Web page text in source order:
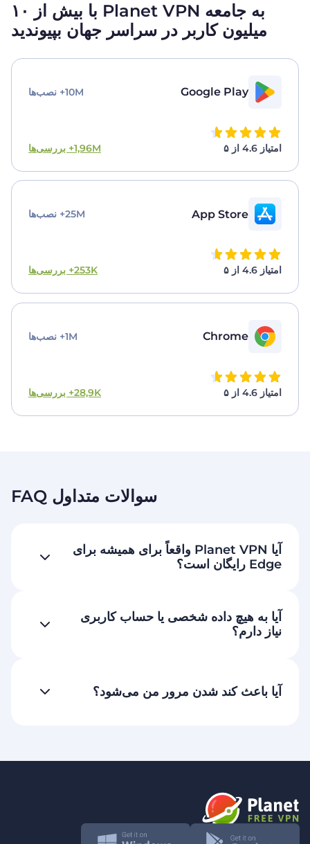
به جامعه Planet VPN با بیش از ۱۰
میلیون کاربر در سراسر جهان بپیوندید
Google Play 10M+ نصب‌ها
امتیاز 4.6 از ۵ 1,96M+ بررسی‌ها
App Store 25M+ نصب‌ها
امتیاز 4.6 از ۵ 253K+ بررسی‌ها
Chrome 1M+ نصب‌ها
امتیاز 4.6 از ۵ 28,9K+ بررسی‌ها
سوالات متداول FAQ
آیا Planet VPN واقعاً برای همیشه برای
Edge رایگان است؟
آیا به هیچ داده شخصی یا حساب کاربری
نیاز دارم؟
آیا باعث کند شدن مرور من می‌شود؟